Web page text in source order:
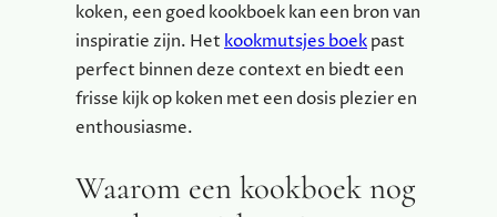
koken, een goed kookboek kan een bron van
inspiratie zijn. Hetkookmutsjes boekpast
perfect binnen deze context en biedt een
frisse kijk op koken met een dosis plezier en
enthousiasme.
Waarom een kookboek nog